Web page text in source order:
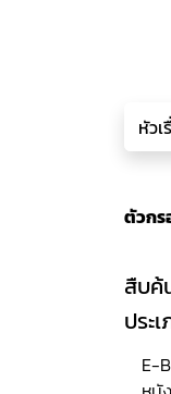
ตัวกร
สืบค้
ประ
E-